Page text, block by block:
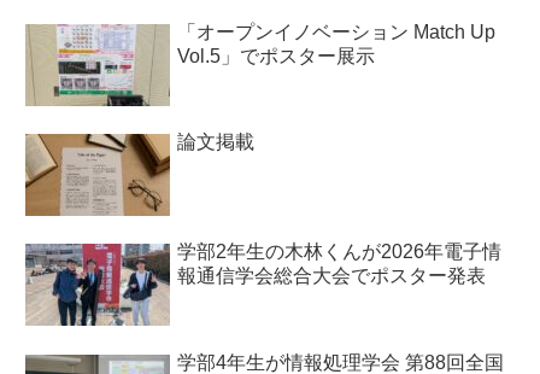
「オープンイノベーション Match Up
Vol.5」でポスター展示
論文掲載
学部2年生の木林くんが2026年電子情
報通信学会総合大会でポスター発表
学部4年生が情報処理学会 第88回全国